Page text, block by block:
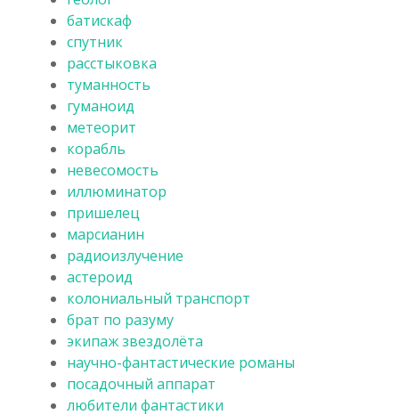
батискаф
спутник
расстыковка
туманность
гуманоид
метеорит
корабль
невесомость
иллюминатор
пришелец
марсианин
радиоизлучение
астероид
колониальный транспорт
брат по разуму
экипаж звездолёта
научно-фантастические романы
посадочный аппарат
любители фантастики